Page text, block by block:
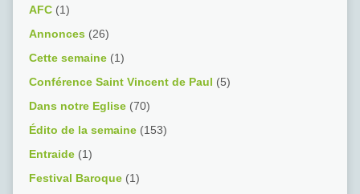
AFC(1)
Annonces(26)
Cette semaine(1)
Conférence Saint Vincent de Paul (5)
Dans notre Eglise(70)
Édito de la semaine(153)
Entraide(1)
Festival Baroque(1)